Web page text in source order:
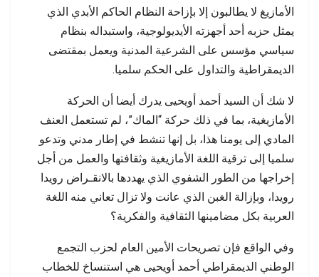
الأمازيغ لا يطالبون إلا بإزاحة النظام الحاكم الأبدي الذي
يمثل حزبه أحد أجهزته الأيديولوجية، واستبداله بنظام
سياسي مؤسس على الشرعية المدنية ويعمل بمقتضى
الديمقراطية والتداول على الحكم سلميا.
لا شك أن السيد أحمد أويحيى يدرك أيضا أن الحركة
الأمازيغية، بما في ذلك حركة “الماك”، لم تستعمل العنف
المادي إلى يومنا هذا، بل إنها تنشط في إطار مدني وتدعو
سلميا إلى ترقية اللغة الأمازيغية وثقافتها والعمل من أجل
إخراجها من الطور الشفوي الذي يهددها بالانقـراض رويدا
رويدا، وبإزالة الغبن الذي عانت ولا تزال تعاني منه اللغة
العربية بكل مضامينها الثقافية والفكرية؟
وفي الواقع فإن تصريحات الأمين العام لحزب التجمع
الوطني الديمقراطي أحمد أويحيى هي استنساخ للخطاب